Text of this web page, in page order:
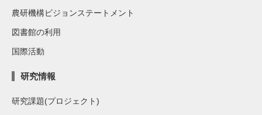
農研機構ビジョンステートメント
図書館の利用
国際活動
研究情報
研究課題(プロジェクト)